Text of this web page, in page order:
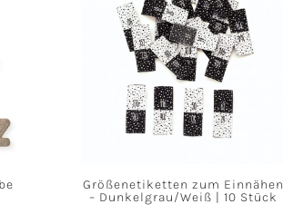
Größenetiketten zum Einnähen
– Dunkelgrau/Weiß | 10 Stück